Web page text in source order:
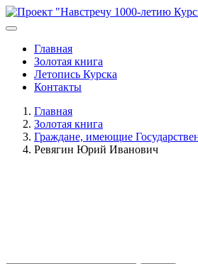
Главная
Золотая книга
Летопись Курска
Контакты
Главная
Золотая книга
Граждане, имеющие
Ревягин Юрий Иванович